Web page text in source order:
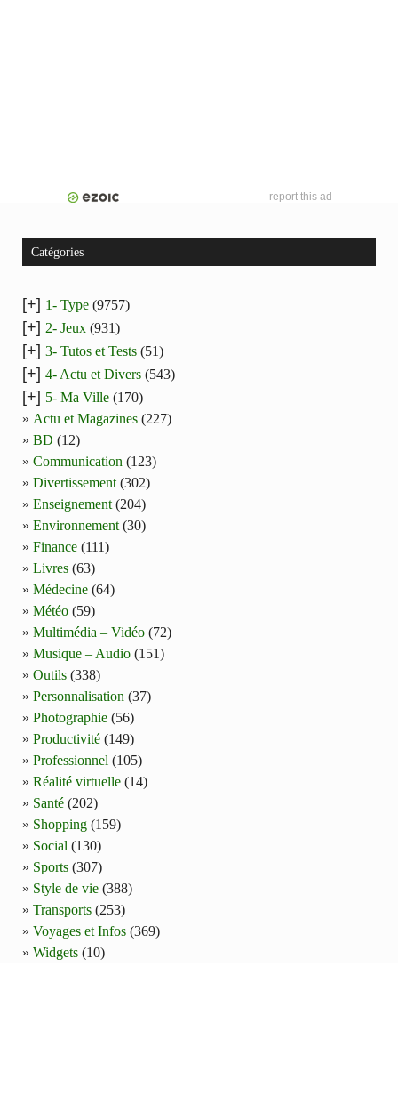
report this ad
Catégories
[+] 1- Type (9757)
[+] 2- Jeux (931)
[+] 3- Tutos et Tests (51)
[+] 4- Actu et Divers (543)
[+] 5- Ma Ville (170)
Actu et Magazines (227)
BD (12)
Communication (123)
Divertissement (302)
Enseignement (204)
Environnement (30)
Finance (111)
Livres (63)
Médecine (64)
Météo (59)
Multimédia – Vidéo (72)
Musique – Audio (151)
Outils (338)
Personnalisation (37)
Photographie (56)
Productivité (149)
Professionnel (105)
Réalité virtuelle (14)
Santé (202)
Shopping (159)
Social (130)
Sports (307)
Style de vie (388)
Transports (253)
Voyages et Infos (369)
Widgets (10)